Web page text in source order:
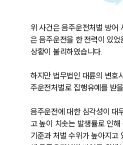
위 사건은 음주운전처벌 방어
은 음주운전을 한 전력이 있
상황이 불리하였습니다.
하지만 법무법인 대륜의 변호
주운전처벌로 집행유예를 받
음주운전에 대한 심각성이 대
고 높이 치솟는 발생률로 인
기준과 처벌 수위가 높아지고